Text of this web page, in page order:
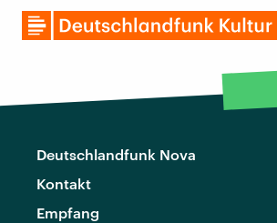
Deutschlandfunk Nova
Kontakt
Empfang